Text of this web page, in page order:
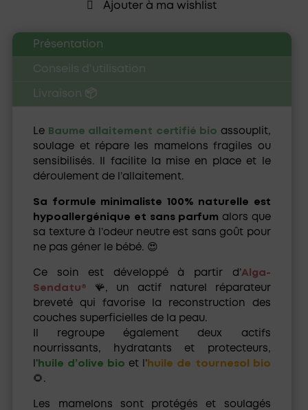
de
Biarritz
Crevasses
mamelons
Ajouter à ma wishlist
Présentation
Conseils d'utilisation
Livraison 📦
Le Baume allaitement certifié bio assouplit,
soulage et répare les mamelons fragiles ou
sensibilisés. Il facilite la mise en place et le
déroulement de l’allaitement.
Sa formule minimaliste 100% naturelle est
hypoallergénique et sans parfum alors que
sa texture à l’odeur neutre est sans goût pour
ne pas géner le bébé. 😍
Ce soin est développé à partir d’Alga-
Sendatu® 🪸, un actif naturel réparateur
breveté qui favorise la reconstruction des
couches superficielles de la peau.
Il regroupe également deux actifs
nourrissants, hydratants et protecteurs,
l’ huile d’olive bio et l’ huile de tournesol bio
🌻.
Les mamelons sont protégés et soulagés